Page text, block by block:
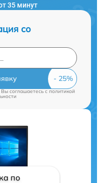
35 минут
со
Вы соглашаетесь cполитикой
по